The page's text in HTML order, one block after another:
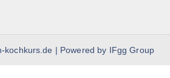
kochkurs.de | Powered by IFgg Group